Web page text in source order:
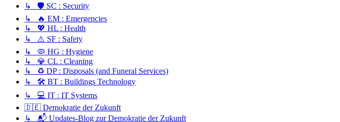
↳ 🛡️ SC : Security
↳ 🔥 EM : Emergencies
↳ 💖 HL : Health
↳ ⚠️ SF : Safety
↳ 🦠 HG : Hygiene
↳ 💎 CL : Cleaning
↳ ♻️ DP : Disposals (and Funeral Services)
↳ 🛠️ BT : Buildings Technology
↳ 💻 IT : IT Systems
🇩🇪 Demokratie der Zukunft
↳ 📬 Updates-Blog zur Demokratie der Zukunft